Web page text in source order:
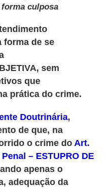
culposa
forma de se
sem
que
prática do crime.
Doutrinária,
de que, na
o crime do Art.
– ESTUPRO DE
apenas o
adequação da